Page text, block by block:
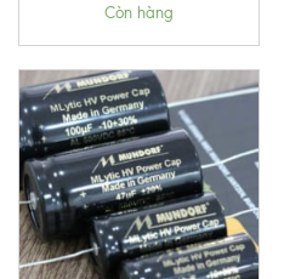
Còn hàng